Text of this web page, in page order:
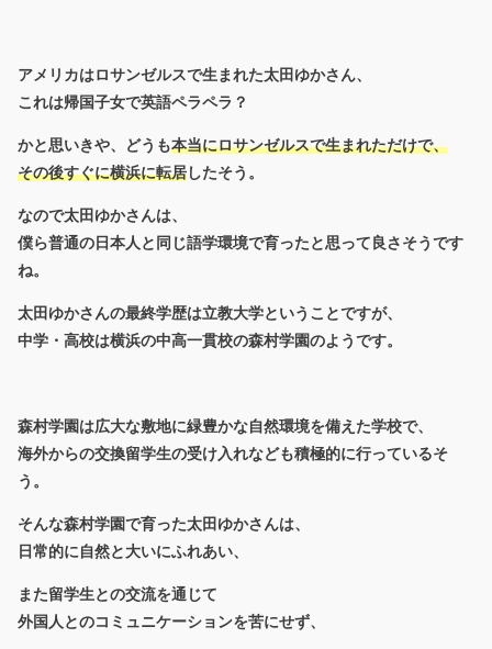
アメリカはロサンゼルスで生まれた太田ゆかさん、
これは帰国子女で英語ペラペラ？
かと思いきや、どうも本当にロサンゼルスで生まれただけで、
その後すぐに横浜に転居したそう。
なので太田ゆかさんは、
僕ら普通の日本人と同じ語学環境で育ったと思って良さそうです
ね。
太田ゆかさんの最終学歴は立教大学ということですが、
中学・高校は横浜の中高一貫校の森村学園のようです。
森村学園は広大な敷地に緑豊かな自然環境を備えた学校で、
海外からの交換留学生の受け入れなども積極的に行っているそ
う。
そんな森村学園で育った太田ゆかさんは、
日常的に自然と大いにふれあい、
また留学生との交流を通じて
外国人とのコミュニケーションを苦にせず、